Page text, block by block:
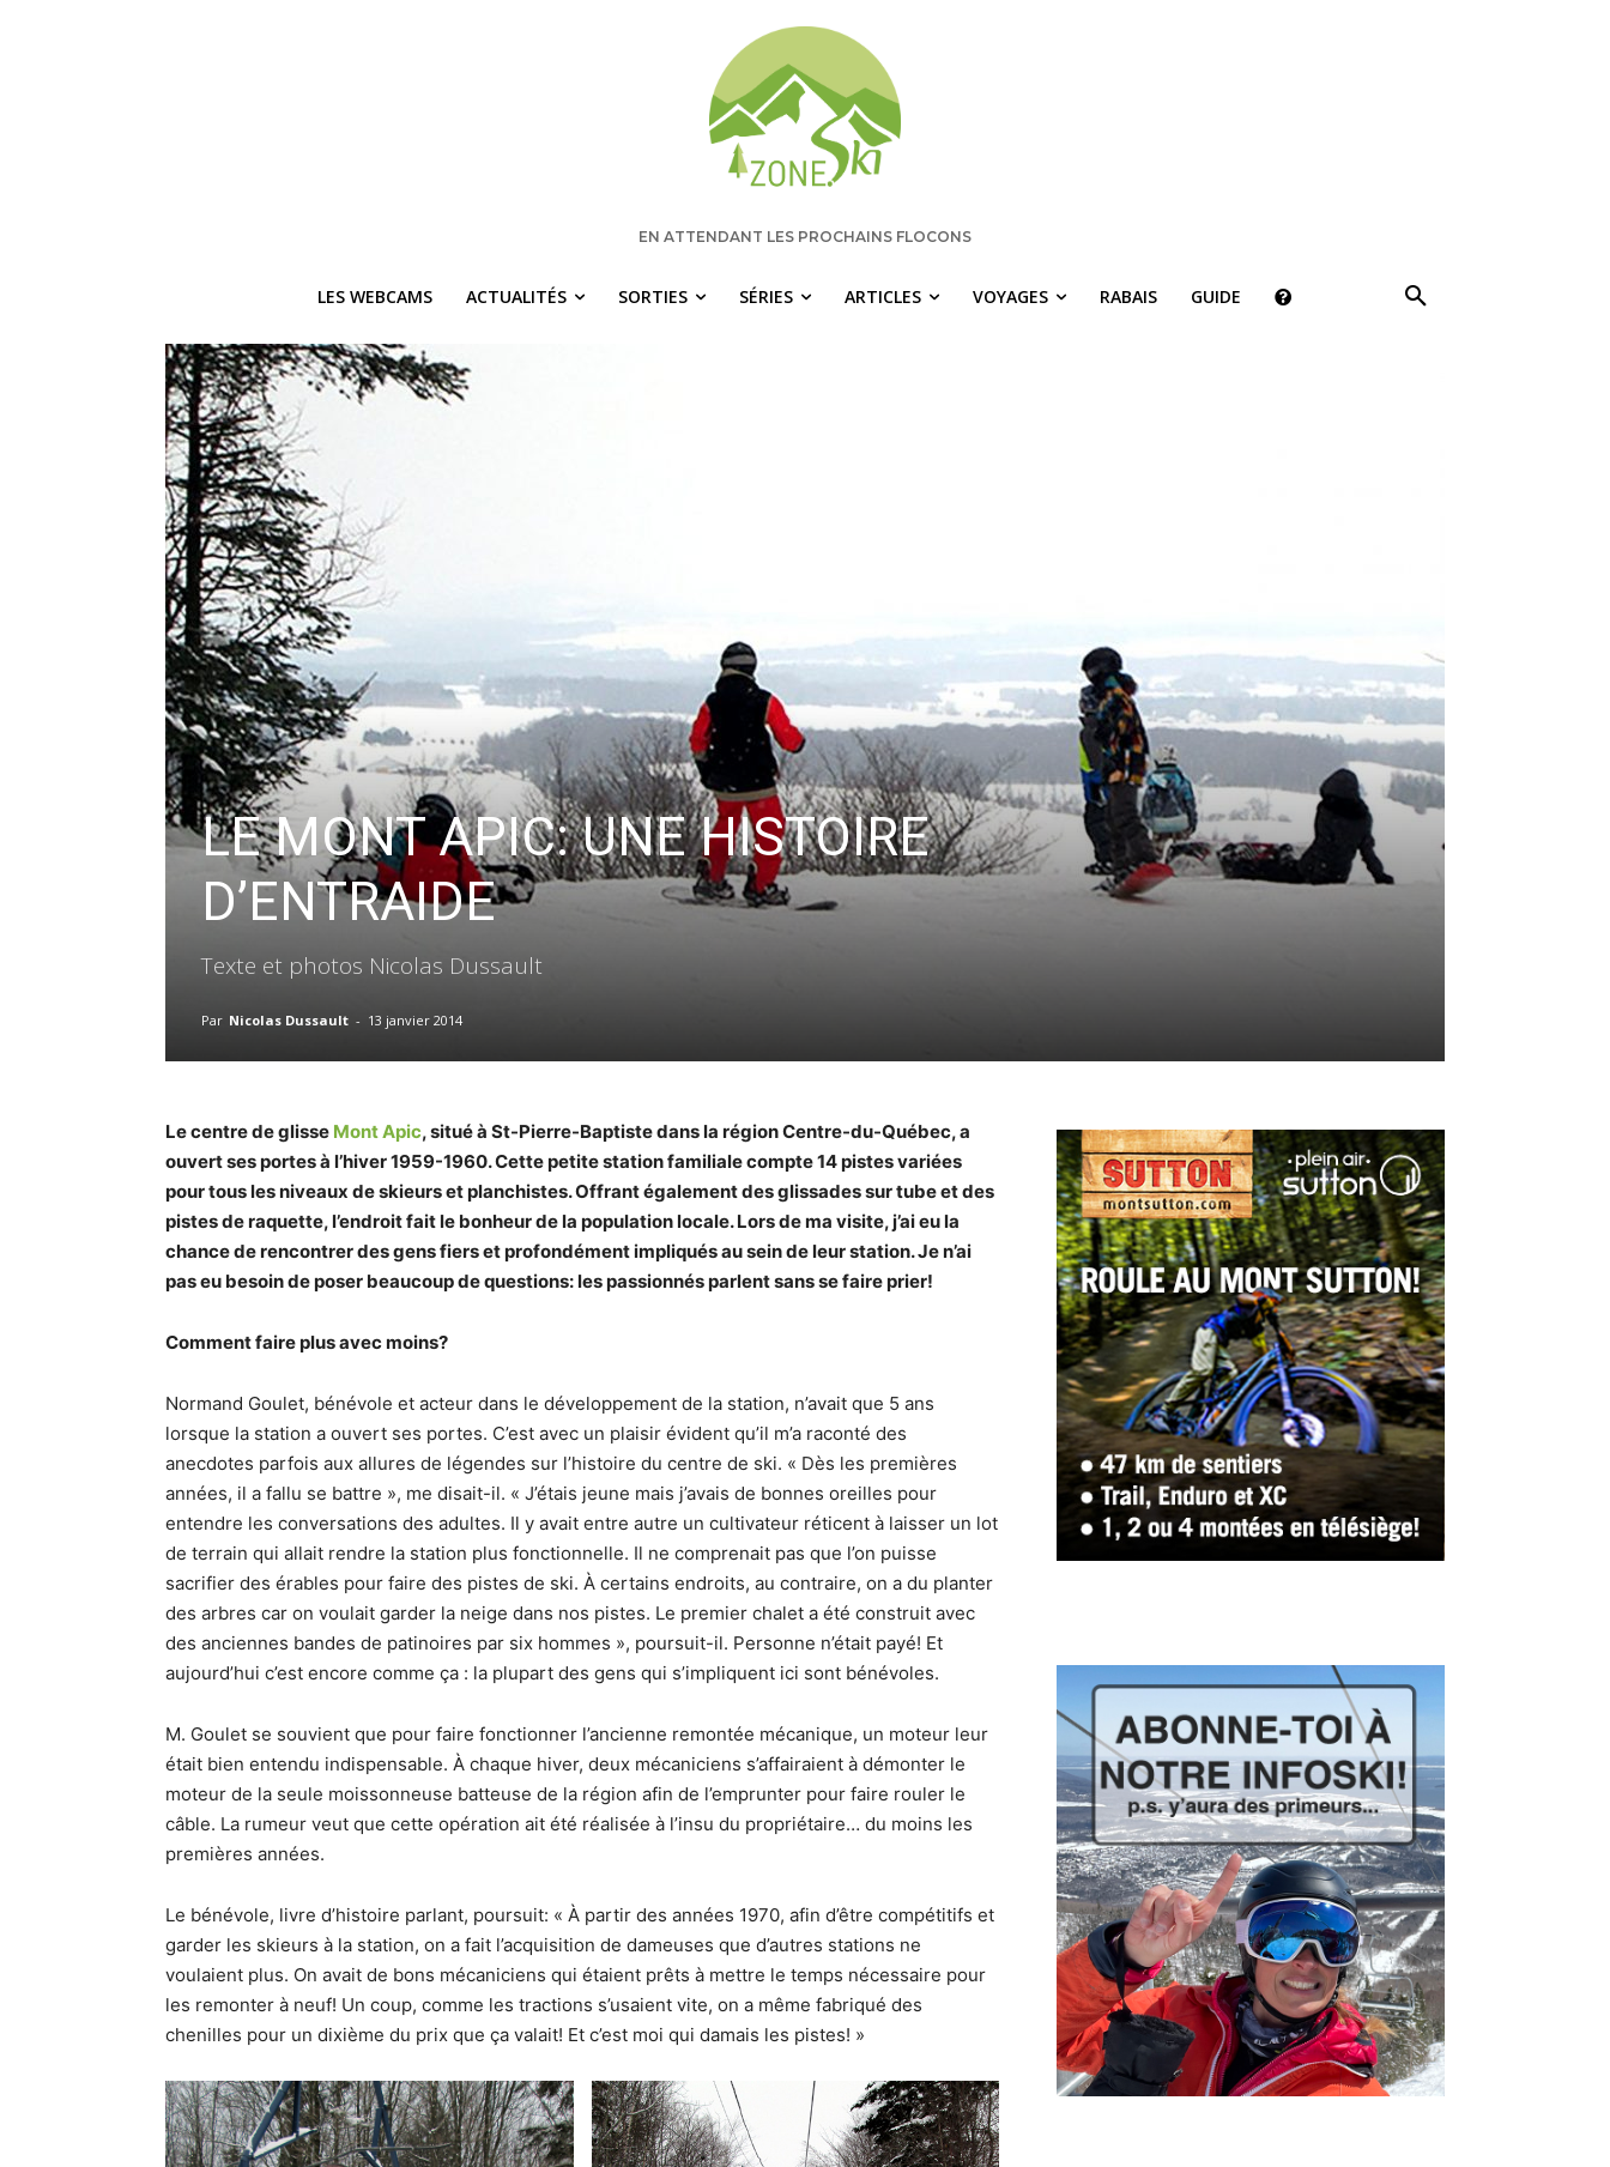
EN ATTENDANT LES PROCHAINS FLOCONS
LES WEBCAMS ACTUALITÉS SORTIES SÉRIES ARTICLES VOYAGES RABAIS GUIDE
LE MONT APIC: UNE HISTOIRE
D’ENTRAIDE
Texte et photos Nicolas Dussault
Par Nicolas Dussault - 13 janvier 2014
Le centre de glisse Mont Apic, situé à St-Pierre-Baptiste dans la région Centre-du-Québec, a
ouvert ses portes à l’hiver 1959-1960. Cette petite station familiale compte 14 pistes variées
pour tous les niveaux de skieurs et planchistes. Offrant également des glissades sur tube et des
pistes de raquette, l’endroit fait le bonheur de la population locale. Lors de ma visite, j’ai eu la
chance de rencontrer des gens fiers et profondément impliqués au sein de leur station. Je n’ai
pas eu besoin de poser beaucoup de questions: les passionnés parlent sans se faire prier!
Comment faire plus avec moins?
Normand Goulet, bénévole et acteur dans le développement de la station, n’avait que 5 ans
lorsque la station a ouvert ses portes. C’est avec un plaisir évident qu’il m’a raconté des
anecdotes parfois aux allures de légendes sur l’histoire du centre de ski. « Dès les premières
années, il a fallu se battre », me disait-il. « J’étais jeune mais j’avais de bonnes oreilles pour
entendre les conversations des adultes. Il y avait entre autre un cultivateur réticent à laisser un lot
de terrain qui allait rendre la station plus fonctionnelle. Il ne comprenait pas que l’on puisse
sacrifier des érables pour faire des pistes de ski. À certains endroits, au contraire, on a du planter
des arbres car on voulait garder la neige dans nos pistes. Le premier chalet a été construit avec
des anciennes bandes de patinoires par six hommes », poursuit-il. Personne n’était payé! Et
aujourd’hui c’est encore comme ça : la plupart des gens qui s’impliquent ici sont bénévoles.
M. Goulet se souvient que pour faire fonctionner l’ancienne remontée mécanique, un moteur leur
était bien entendu indispensable. À chaque hiver, deux mécaniciens s’affairaient à démonter le
moteur de la seule moissonneuse batteuse de la région afin de l’emprunter pour faire rouler le
câble. La rumeur veut que cette opération ait été réalisée à l’insu du propriétaire… du moins les
premières années.
Le bénévole, livre d’histoire parlant, poursuit: « À partir des années 1970, afin d’être compétitifs et
garder les skieurs à la station, on a fait l’acquisition de dameuses que d’autres stations ne
voulaient plus. On avait de bons mécaniciens qui étaient prêts à mettre le temps nécessaire pour
les remonter à neuf! Un coup, comme les tractions s’usaient vite, on a même fabriqué des
chenilles pour un dixième du prix que ça valait! Et c’est moi qui damais les pistes! »
Recevez chaque semaine les nouvelles pertinentes de Zone.Ski, des rabais, des
Vous pourrez vous désabonner à tout moment.